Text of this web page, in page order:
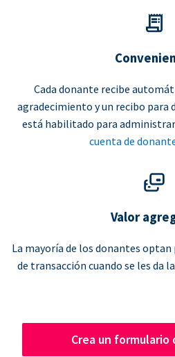
Cada donante recibe
agradecimiento y un recibo para
está habilitado para administrar
cuenta de
Valor
La mayoría de los donantes
de transacción cuando se les da
Crea un formulario